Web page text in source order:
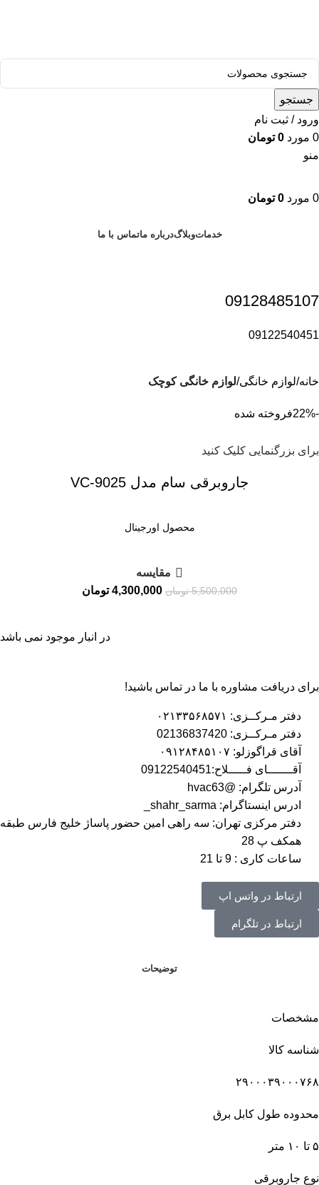
جستجو
ورود / ثبت نام
0 مورد 0 تومان
منو
0 مورد 0 تومان
خدماتوبلاگدرباره ماتماس با ما
09128485107
09122540451
خانه لوازم خانگی لوازم خانگی کوچک
-22% فروخته شده
برای بزرگنمایی کلیک کنید
جاروبرقی سام مدل VC-9025
محصول اورجینال
مقايسه
5,500,000 تومان 4,300,000 تومان
در انبار موجود نمی باشد
برای دریافت مشاوره با ما در تماس باشید!
دفتر مـرکــزی: ۰۲۱۳۳۵۶۸۵۷۱
دفتر مـرکــزی: 02136837420
آقای قراگوزلو: ۰۹۱۲۸۴۸۵۱۰۷
آقـــــــای فـــــلاح:09122540451
آدرس تلگرام: @hvac63
ادرس اینستاگرام: shahr_sarma_
دفتر مرکزی تهران: سه راهی امین حضور پاساژ خلیج فارس طبقه
همکف پ 28
ساعات کاری : 9 تا 21
ارتباط در واتس اپ
ارتباط در تلگرام
توضیحات
مشخصات
شناسه کالا
۲۹۰۰۰۳۹۰۰۰۷۶۸
محدوده طول کابل برق
۵ تا ۱۰ متر
نوع جاروبرقی